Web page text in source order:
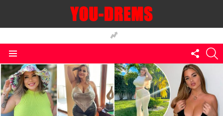
US
MOST
VIEWED
STORIES